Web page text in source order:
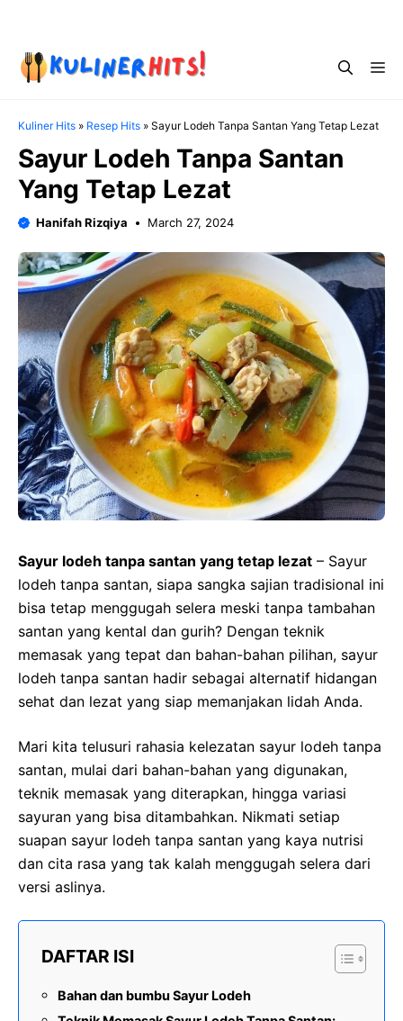
content
Kuliner Hits » Resep Hits » Sayur Lodeh Tanpa Santan Yang Tetap Lezat
Sayur Lodeh Tanpa Santan
Yang Tetap Lezat
Hanifah Rizqiya March 27, 2024
Sayur lodeh tanpa santan yang tetap lezat – Sayur
lodeh tanpa santan, siapa sangka sajian tradisional ini
bisa tetap menggugah selera meski tanpa tambahan
santan yang kental dan gurih? Dengan teknik
memasak yang tepat dan bahan-bahan pilihan, sayur
lodeh tanpa santan hadir sebagai alternatif hidangan
sehat dan lezat yang siap memanjakan lidah Anda.
Mari kita telusuri rahasia kelezatan sayur lodeh tanpa
santan, mulai dari bahan-bahan yang digunakan,
teknik memasak yang diterapkan, hingga variasi
sayuran yang bisa ditambahkan. Nikmati setiap
suapan sayur lodeh tanpa santan yang kaya nutrisi
dan cita rasa yang tak kalah menggugah selera dari
versi aslinya.
DAFTAR ISI
Bahan dan bumbu Sayur Lodeh